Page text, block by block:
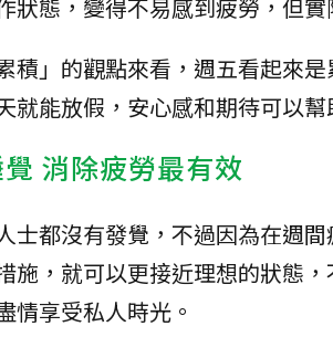
狀態，變得不易感到疲勞，但實
積」的觀點來看，週五看起來
就能放假，安心感和期待可以幫
消除疲勞最有效
士都沒有發覺，不過因為在週
施，就可以更接近理想的狀態
情享受私人時光。